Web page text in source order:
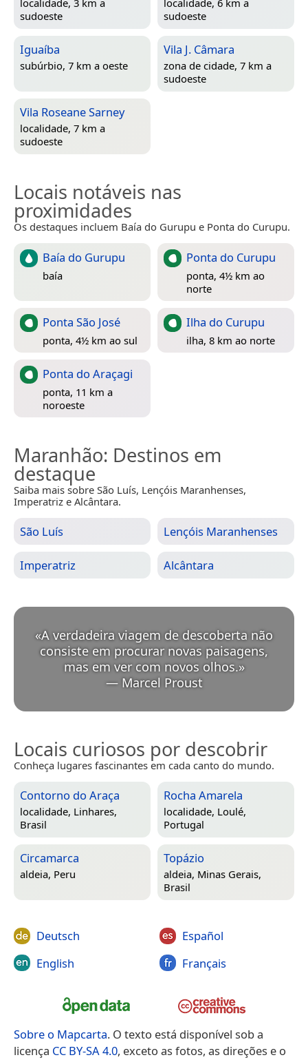
localidade, 3 km a
sudoeste
localidade, 6 km a
sudoeste
Iguaíba
subúrbio, 7 km a oeste
Vila J. Câmara
zona de cidade, 7 km a
sudoeste
Vila Roseane Sarney
localidade, 7 km a
sudoeste
Locais notáveis nas
proximidades
Os destaques incluem Baía do Gurupu e Ponta do Curupu.
Baía do Gurupu
baía
Ponta do Curupu
ponta, 4½ km ao
norte
Ponta São José
ponta, 4½ km ao sul
Ilha do Curupu
ilha, 8 km ao norte
Ponta do Araçagi
ponta, 11 km a
noroeste
Maranhão: Destinos em
destaque
Saiba mais sobre São Luís, Lençóis Maranhenses,
Imperatriz e Alcântara.
São Luís Lençóis Maranhenses
Imperatriz Alcântara
«A verdadeira viagem de descoberta não
consiste em procurar novas paisagens,
mas em ver com novos olhos. »
— Marcel Proust
Locais curiosos por descobrir
Conheça lugares fascinantes em cada canto do mundo.
Contorno do Araça
localidade, Linhares,
Brasil
Rocha Amarela
localidade, Loulé,
Portugal
Circamarca
aldeia, Peru
Topázio
aldeia, Minas Gerais,
Brasil
Deutsch
English
Español
Français
Sobre o Mapcarta. O texto está disponível sob a
licença CC BY-SA 4.0, exceto as fotos, as direções e o